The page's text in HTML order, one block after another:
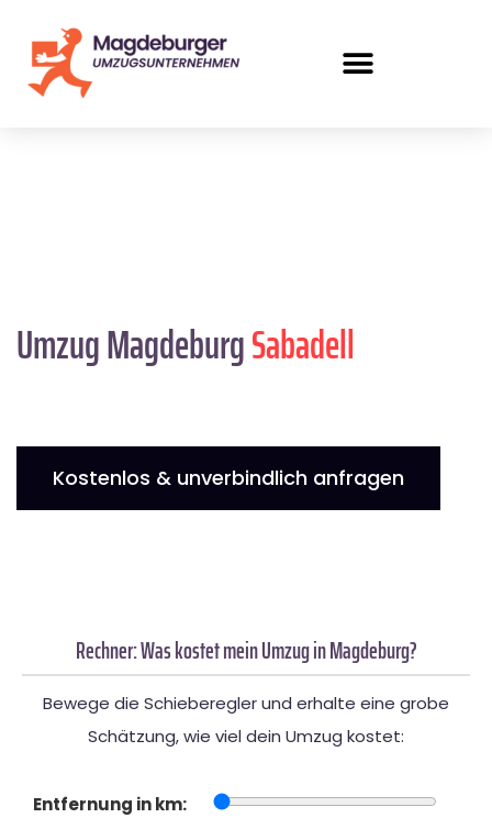
Umzug MagdeburgSabadell
Kostenlos & unverbindlich anfragen
Rechner: Was kostet mein Umzug in Magdeburg?
Bewege die Schieberegler und erhalte eine grobe
Schätzung, wie viel dein Umzug kostet:
Entfernung in km: